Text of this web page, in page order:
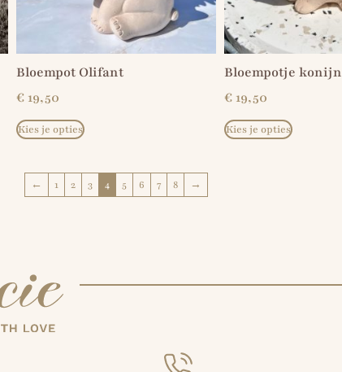
Bloempot Olifant
€19,50
Kies je opties
Bloempotje konijn
€ 19,50
Kies je opties
← 1 2 3 4 5 6 7 8 →